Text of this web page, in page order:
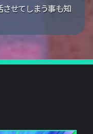
させてしまう事も知